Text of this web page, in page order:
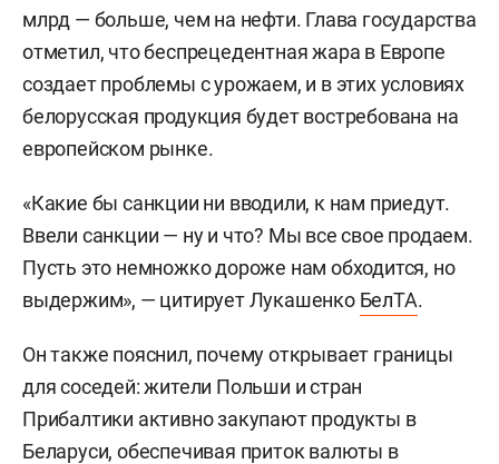
млрд — больше, чем на нефти. Глава государства
отметил, что беспрецедентная жара в Европе
создает проблемы с урожаем, и в этих условиях
белорусская продукция будет востребована на
европейском рынке.
«Какие бы санкции ни вводили, к нам приедут.
Ввели санкции — ну и что? Мы все свое продаем.
Пусть это немножко дороже нам обходится, но
выдержим», — цитирует Лукашенко БелТА.
Он также пояснил, почему открывает границы
для соседей: жители Польши и стран
Прибалтики активно закупают продукты в
Беларуси, обеспечивая приток валюты в